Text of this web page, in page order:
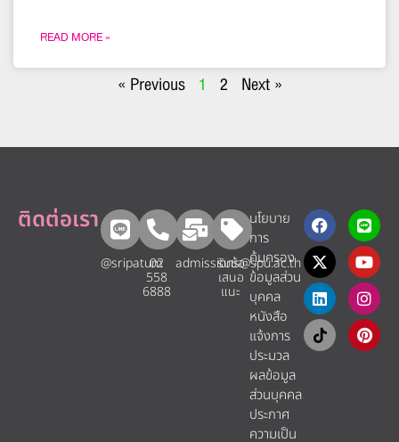
READ MORE »
« Previous 1 2 Next »
ติดต่อเรา
@sripatum
02
558
6888
admissions@spu.ac.th
รับข้อ
เสนอ
แนะ​
นโยบาย
การ
คุ้มครอง
ข้อมูลส่วน
บุคคล
หนังสือ
แจ้งการ
ประมวล
ผลข้อมูล
ส่วนบุคคล
ประกาศ
ความเป็น